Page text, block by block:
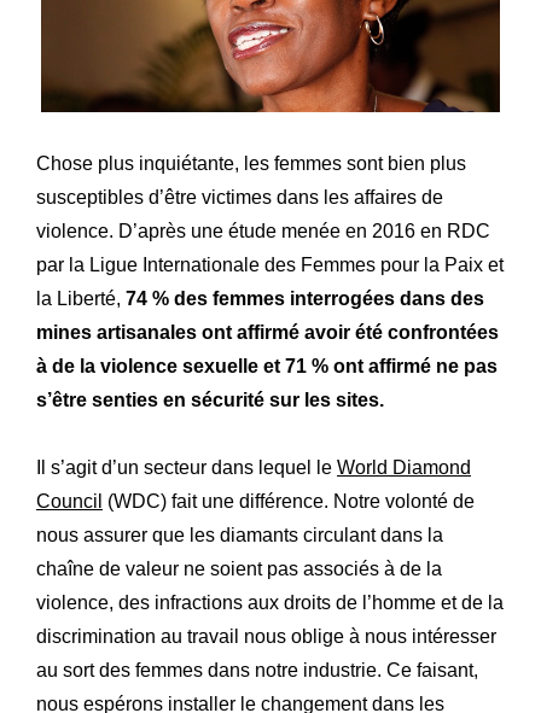
Chose plus inquiétante, les femmes sont bien plus
susceptibles d’être victimes dans les affaires de
violence. D’après une étude menée en 2016 en RDC
par la Ligue Internationale des Femmes pour la Paix et
la Liberté, 74 % des femmes interrogées dans des
mines artisanales ont affirmé avoir été confrontées
à de la violence sexuelle et 71 % ont affirmé ne pas
s’être senties en sécurité sur les sites.
Il s’agit d’un secteur dans lequel le World Diamond
Council (WDC) fait une différence. Notre volonté de
nous assurer que les diamants circulant dans la
chaîne de valeur ne soient pas associés à de la
violence, des infractions aux droits de l’homme et de la
discrimination au travail nous oblige à nous intéresser
au sort des femmes dans notre industrie. Ce faisant,
nous espérons installer le changement dans les